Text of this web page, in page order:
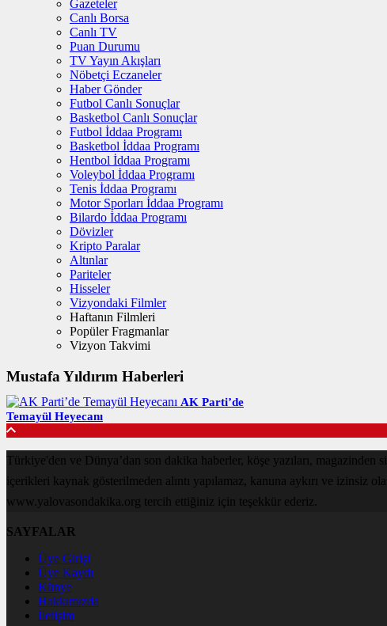
Gazeteler
Canlı Borsa
Canlı TV
Puan Durumu
TV Yayın Akışları
Nöbetçi Eczaneler
Haber Gönder
Futbol Canlı Sonuçlar
Basketbol Canlı Sonuçlar
Futbol İddaa Programı
Basketbol İddaa Programı
Hentbol İddaa Programı
Voleybol İddaa Programı
Tenis İddaa Programı
Motor Sporları İddaa Programı
Bilardo İddaa Programı
Dövizler
Kripto Paralar
Altınlar
Pariteler
Hisseler
Vizyondaki Filmler
Haftanın Filmleri
Popüler Fragmanlar
Vizyon Takvimi
Mustafa Yıldırım Haberleri
AK Parti’de
Temayül Heyecanı
Türkiye'den ve Dünya’dan son dakika haberler, köşe yazıları,
içerikleri kaynak gösterilmeden alıntı yapılamaz, kanuna aykırı ve izinsiz
www.yalovasondakika.org tercih ettiğiniz için teşekkür ederiz.
SAYFALAR
Üye Girişi
Üye Kaydı
Künye
Hakkımızda
İletişim